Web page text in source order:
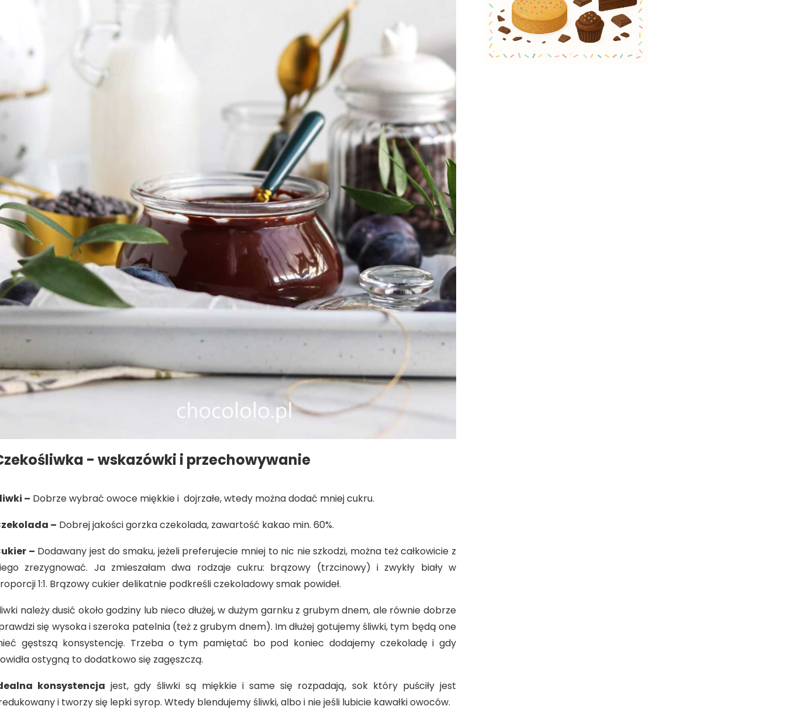
- wskazówki i przechowywanie
– Dobrze wybrać owoce miękkie i dojrzałe, wtedy można dodać mniej cukru.
– Dobrej jakości gorzka czekolada, zawartość kakao min. 60%.
– Dodawany jest do smaku, jeżeli preferujecie mniej to nic nie szkodzi, można też całkowicie z
zrezygnować. Ja zmieszałam dwa rodzaje cukru: brązowy (trzcinowy) i zwykły biały w
1:1. Brązowy cukier delikatnie podkreśli czekoladowy smak powideł.
należy dusić około godziny lub nieco dłużej, w dużym garnku z grubym dnem, ale równie dobrze
się wysoka i szeroka patelnia (też z grubym dnem). Im dłużej gotujemy śliwki, tym będą one
gęstszą konsystencję. Trzeba o tym pamiętać bo pod koniec dodajemy czekoladę i gdy
ostygną to dodatkowo się zagęszczą.
konsystencja jest, gdy śliwki są miękkie i same się rozpadają, sok który puściły jest
i tworzy się lepki syrop. Wtedy blendujemy śliwki, albo i nie jeśli lubicie kawałki owoców.